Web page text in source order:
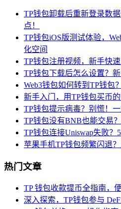
TP钱包卸载后重新登录数
点！
TP钱包iOS版测试体验，
化空间
TP钱包注册视频，新手快
TP钱包下载后怎么设置？
Web3钱包如何转到TP钱包
新手入门，用TP钱包买币
TP钱包提示病毒？别慌！
TP钱包没有BNB也能交易
TP钱包连接Uniswap失败
苹果手机TP钱包频繁闪退
热门文章
TP 钱包收款提币全指南，
深入探索，TP钱包参与